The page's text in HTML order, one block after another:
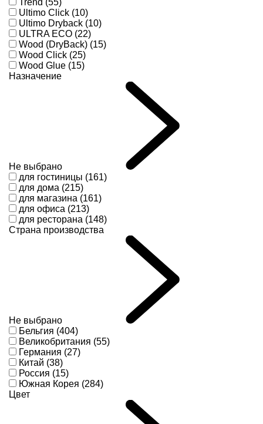
Trend (55)
Ultimo Click (10)
Ultimo Dryback (10)
ULTRA ECO (22)
Wood (DryBack) (15)
Wood Click (25)
Wood Glue (15)
Назначение
Не выбрано
для гостиницы (161)
для дома (215)
для магазина (161)
для офиса (213)
для ресторана (148)
Страна производства
Не выбрано
Бельгия (404)
Великобритания (55)
Германия (27)
Китай (38)
Россия (15)
Южная Корея (284)
Цвет